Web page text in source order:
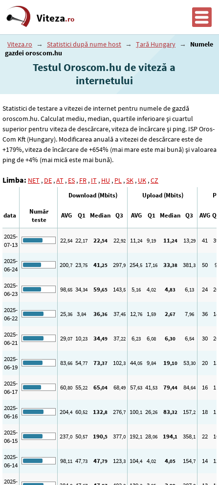
Viteza.ro
Viteza.ro → Statistici după nume host → Țară Hungary →
Numele
gazdei oroscom.hu
Testul Oroscom.hu de viteză a
internetului
Statistici de testare a vitezei de internet pentru numele de gazdă
oroscom.hu. Calculat mediu, median, quartile inferioare și cuartul
superior pentru viteza de descărcare, viteza de încărcare și ping. ISP Oros-
Com Kft (Hungary). Modificarea anuală a vitezei de descărcare este de
+179%, viteza de încărcare de +654% (mai mare este mai bună) și valoarea
ping de +4% (mai mică este mai bună).
Limba: NET , DE ,AT , ES , FR , IT , HU , PL ,SK , UK ,CZ
Download (Mbits) Upload (Mbits)
data
Număr
teste
AVG Q1 Median Q3 AVG Q1 Median Q3 AVG
2025-
07-13
22,54 22,17 22,54 22,92 11,24 9,19 11,24 13,29 41 39
2025-
06-24
200,7 23,75 41,25 297,9 254,5 17,16 33,38 381,3 50 9
2025-
06-23
98,65 34,34 59,65 143,5 5,16 4,02 4,83 6,13 24 20
2025-
06-22
25,36 3,84 36,36 37,45 12,76 1,59 2,67 7,96 36 18
2025-
06-21
29,07 10,23 34,49 37,22 6,23 6,08 6,30 6,54 30 20
2025-
06-19
83,66 54,77 73,37 102,3 44,05 9,84 19,10 53,30 20 13
2025-
06-17
60,80 55,22 65,04 68,49 57,63 41,53 79,44 84,64 16 11
2025-
06-16
204,4 60,52 132,8 276,7 100,1 26,26 83,32 157,2 18 11
2025-
06-15
237,0 50,57 190,5 377,0 192,1 28,06 194,1 358,1 22 10
2025-
06-14
98,11 47,73 47,79 123,3 104,4 4,02 4,05 154,7 14 12
2025-